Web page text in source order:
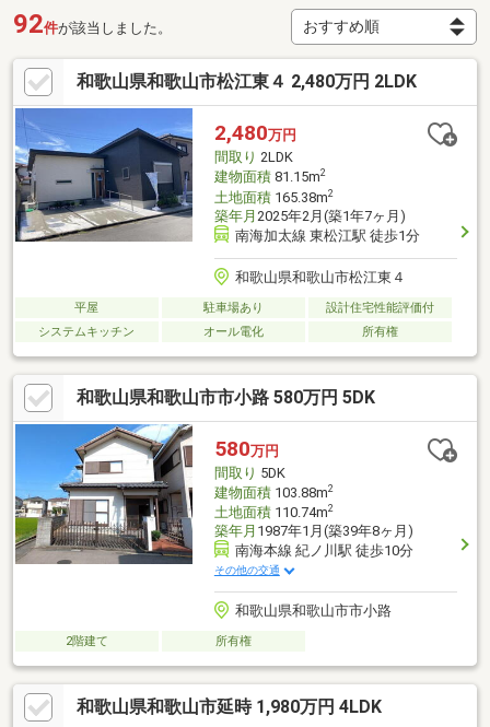
92件が該当しました。
和歌山県和歌山市松江東４ 2,480万円 2LDK
2,480万円
間取り 2LDK
建物面積81.15m2
土地面積165.38m2
築年月 2025年2月(築1年7ヶ月)
南海加太線 東松江駅 徒歩1分
和歌山県和歌山市松江東４
平屋 駐車場あり
設計住宅性能評価付
システムキッチン
オール電化 所有権
和歌山県和歌山市市小路 580万円 5DK
580万円
間取り 5DK
建物面積103.88m2
土地面積110.74m2
築年月 1987年1月(築39年8ヶ月)
南海本線 紀ノ川駅 徒歩10分
その他の交通
和歌山県和歌山市市小路
2階建て 所有権
和歌山県和歌山市延時 1,980万円 4LDK